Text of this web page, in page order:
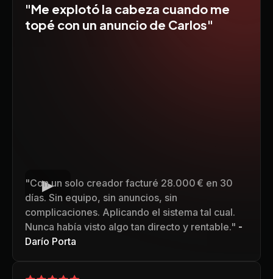
"Me explotó la cabeza cuando me
topé con un anuncio de Carlos"
"Con un solo creador facturé 28.000 € en 30
días. Sin equipo, sin anuncios, sin
complicaciones. Aplicando el sistema tal cual.
Nunca había visto algo tan directo y rentable." -
Darío Porta